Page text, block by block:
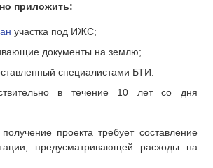
приложить:
участка под ИЖС;
документы на землю;
специалистами БТИ.
в течение 10 лет со дня
проекта требует составление
предусматривающей расходы на